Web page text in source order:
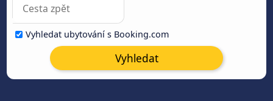
Vyhledat ubytování s Booking.com
Vyhledat